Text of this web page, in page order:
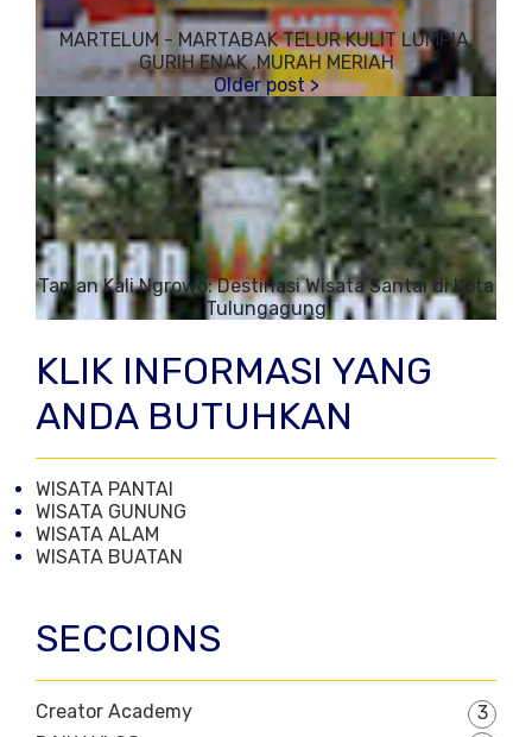
MARTELUM - MARTABAK TELUR KULIT LUMPIA,
GURIH ENAK ,MURAH MERIAH
Taman Kali Ngrowo: Destinasi Wisata Santai di Kota
Tulungagung
KLIK INFORMASI YANG
ANDA BUTUHKAN
WISATA PANTAI
WISATA GUNUNG
WISATA ALAM
WISATA BUATAN
SECCIONS
Creator Academy
3